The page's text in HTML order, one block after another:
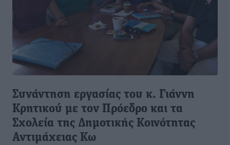
Συνάντηση εργασίας του κ. Γιάννη
Κρητικού με τον Πρόεδρο και τα
Σχολεία της Δημοτικής Κοινότητας
Αντιμάχειας Κω